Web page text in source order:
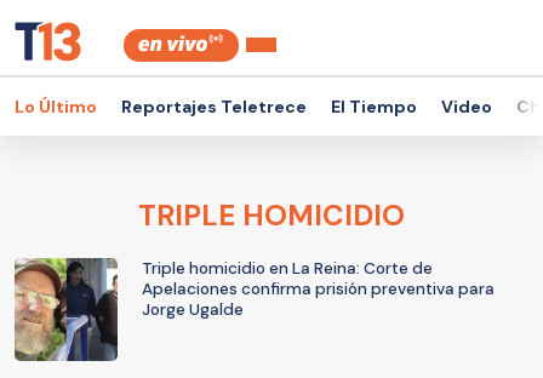
Lo Último Reportajes Teletrece El Tiempo Video
TRIPLE HOMICIDIO
Triple homicidio en La Reina: Corte de
Apelaciones confirma prisión preventiva para
Jorge Ugalde